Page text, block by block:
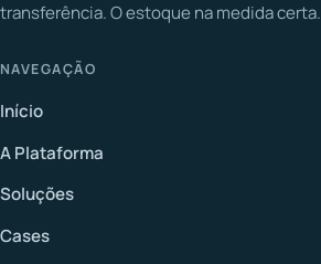
transferência. O estoque na medida certa.
NAVEGAÇÃO
Início
A Plataforma
Soluções
Cases